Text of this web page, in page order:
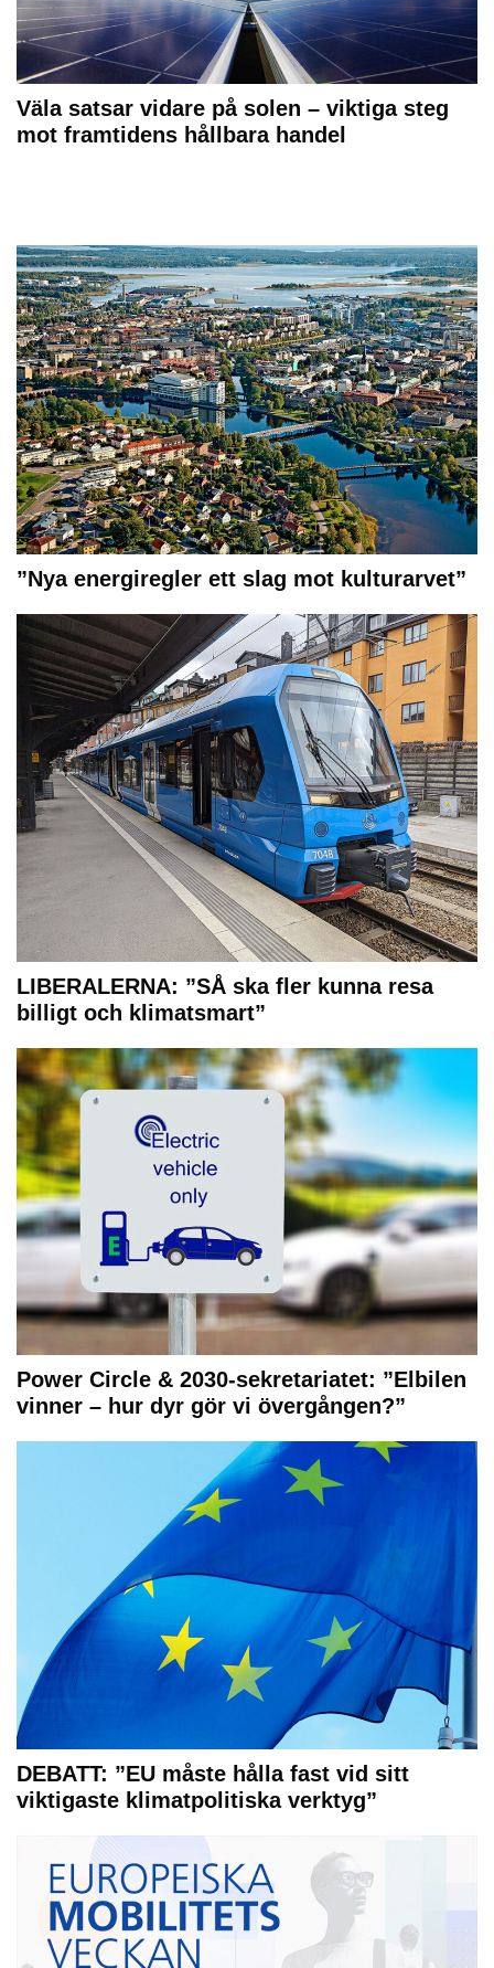
Väla satsar vidare på solen – viktiga steg
mot framtidens hållbara handel
”Nya energiregler ett slag mot kulturarvet”
LIBERALERNA: ”SÅ ska fler kunna resa
billigt och klimatsmart”
Power Circle & 2030-sekretariatet: ”Elbilen
vinner – hur dyr gör vi övergången?”
DEBATT: ”EU måste hålla fast vid sitt
viktigaste klimatpolitiska verktyg”